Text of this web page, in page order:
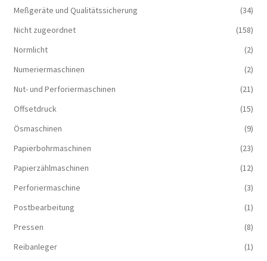
Meßgeräte und Qualitätssicherung
(34)
Nicht zugeordnet
(158)
Normlicht
(2)
Numeriermaschinen
(2)
Nut- und Perforiermaschinen
(21)
Offsetdruck
(15)
Ösmaschinen
(9)
Papierbohrmaschinen
(23)
Papierzählmaschinen
(12)
Perforiermaschine
(3)
Postbearbeitung
(1)
Pressen
(8)
Reibanleger
(1)